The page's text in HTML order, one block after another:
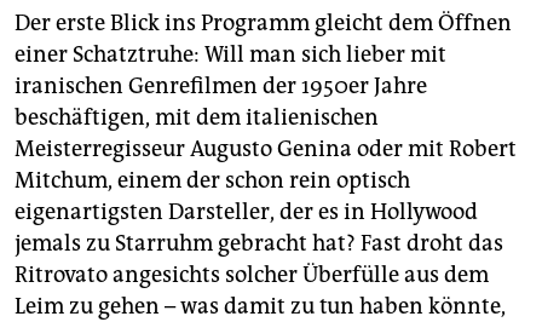
Der erste Blick ins Programm gleicht dem Öffnen
einer Schatztruhe: Will man sich lieber mit
iranischen Genrefilmen der 1950er Jahre
beschäftigen, mit dem italienischen
Meisterregisseur Augusto Genina oder mit Robert
Mitchum, einem der schon rein optisch
eigenartigsten Darsteller, der es in Hollywood
jemals zu Starruhm gebracht hat? Fast droht das
Ritrovato angesichts solcher Überfülle aus dem
Leim zu gehen – was damit zu tun haben könnte,